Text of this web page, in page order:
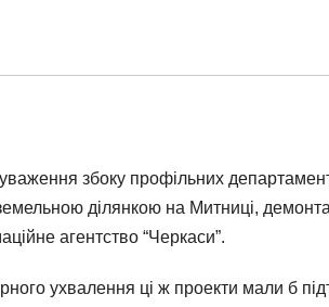
збоку профільних
ділянкою на Митниці,
агентство “Черкаси”.
ухвалення ці ж проекти мали б